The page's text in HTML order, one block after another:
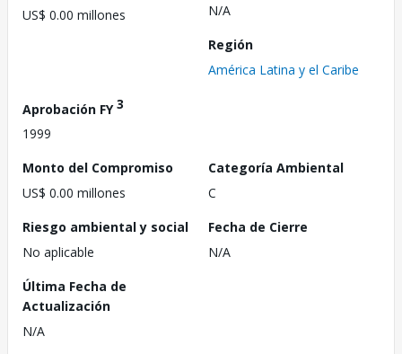
US$ 0.00 millones
N/A
Región
América Latina y el Caribe
Aprobación FY3
1999
Monto del Compromiso
US$ 0.00 millones
Categoría Ambiental
C
Riesgo ambiental y social
No aplicable
Fecha de Cierre
N/A
Última Fecha de
Actualización
N/A